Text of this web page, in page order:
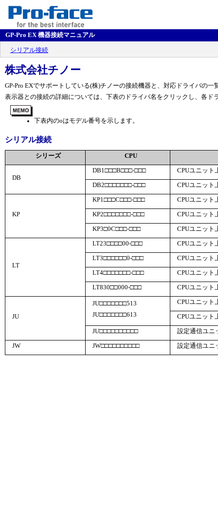
GP-Pro EX 機器接続マニュアル
シリアル接続
株式会社チノー
GP-Pro EXでサポートしている(株)チノーの接続機器と、対応ドライバの一
表示器との接続の詳細については、下表のドライバ名をクリックし、各ド
下表内のoはモデル番号を示します。
シリアル接続
シリーズ CPU
DB
DB1□□□B□□□-□□□ CPUユニット
DB2□□□□□□□-□□□ CPUユニット
KP
KP1□□□C□□□-□□□ CPUユニット
KP2□□□□□□□-□□□ CPUユニット
KP3□0C□□□-□□□ CPUユニット
LT
LT23□□□□00-□□□ CPUユニット
LT3□□□□□□0-□□□ CPUユニット
LT4□□□□□□□-□□□ CPUユニット
LT830□□000-□□□ CPUユニット
JU
JU□□□□□□□513
JU□□□□□□□613
CPUユニット
CPUユニット
JU□□□□□□□□□□ 設定通信ユニ
JW JW□□□□□□□□□□ 設定通信ユニ